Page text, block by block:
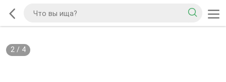
2/ 4